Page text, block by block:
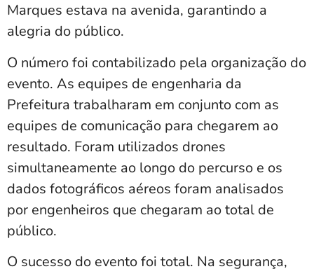
Marques estava na avenida, garantindo a
alegria do público.
O número foi contabilizado pela organização do
evento. As equipes de engenharia da
Prefeitura trabalharam em conjunto com as
equipes de comunicação para chegarem ao
resultado. Foram utilizados drones
simultaneamente ao longo do percurso e os
dados fotográficos aéreos foram analisados
por engenheiros que chegaram ao total de
público.
O sucesso do evento foi total. Na segurança,